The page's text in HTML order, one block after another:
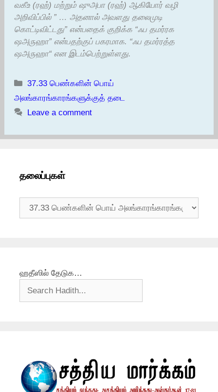
வகீஉ (ரஹ்) மற்றும் ஷுஅபா (ரஹ்) ஆகியோர் வழி
அறிவிப்பில் ” … அதனால் அவளது தலைமுடி
கொட்டிவிட்டது” என்பதைக் குறிக்க “ஃப தமர்ரக
ஷஅருஹா” என்பதற்குப் பகரமாக. “ஃப தமர்ரத்த
ஷஅருஹா“ என இடம்பெற்றுள்ளது.
Categories
37.33 பெண்களின் பொய்
அலங்காரங்காரங்களுக்குத் தடை
Leave a comment
தலைப்புகள்
தலைப்புகள்
ஹதீஸில் தேடுக…